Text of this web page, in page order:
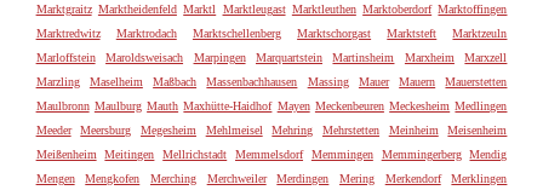
Marktgraitz Marktheidenfeld Marktl Marktleugast Marktleuthen Marktoberdorf Marktoffingen
Marktredwitz
Marktrodach Marktschellenberg Marktschorgast Marktsteft
Marktzeuln
Marloffstein
Maroldsweisach Marpingen Marquartstein Martinsheim Marxheim
Marxzell
Marzling
Maselheim Maßbach Massenbachhausen Massing Mauer Mauern
Mauerstetten
Maulbronn Maulburg Mauth Maxhütte-Haidhof Mayen Meckenbeuren Meckesheim Medlingen
Meeder
Meersburg Megesheim Mehlmeisel Mehring Mehrstetten Meinheim
Meisenheim
Meißenheim
Meitingen Mellrichstadt Memmelsdorf Memmingen Memmingerberg
Mendig
Mengen
Mengkofen Merching Merchweiler Merdingen Mering Merkendorf
Merklingen